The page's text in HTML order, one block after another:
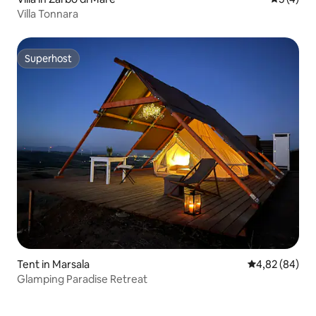
Villa Tonnara
Superhost
Superhost
Tent in Marsala Gemiddelde
4,82 (84)
Glamping Paradise Retreat